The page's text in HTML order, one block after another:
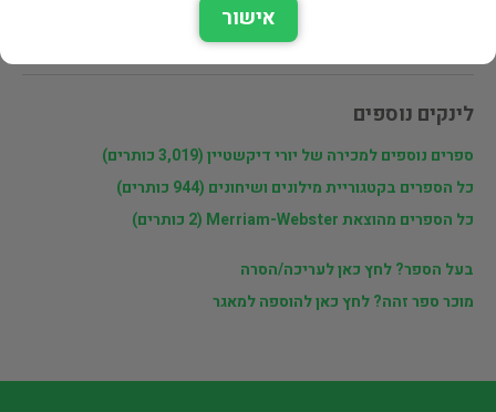
לינקים נוספים
ספרים נוספים למכירה של יורי דיקשטיין (3,019 כותרים)
כל הספרים בקטגוריית מילונים ושיחונים (944 כותרים)
כל הספרים מהוצאת Merriam-Webster (2 כותרים)
בעל הספר? לחץ כאן לעריכה/הסרה
מוכר ספר זהה? לחץ כאן להוספה למאגר
אישור